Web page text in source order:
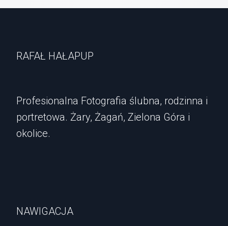
RAFAŁ HAŁAPUP
Profesionalna Fotografia ślubna, rodzinna i
portretowa. Żary, Żagań, Zielona Góra i
okolice.
NAWIGACJA